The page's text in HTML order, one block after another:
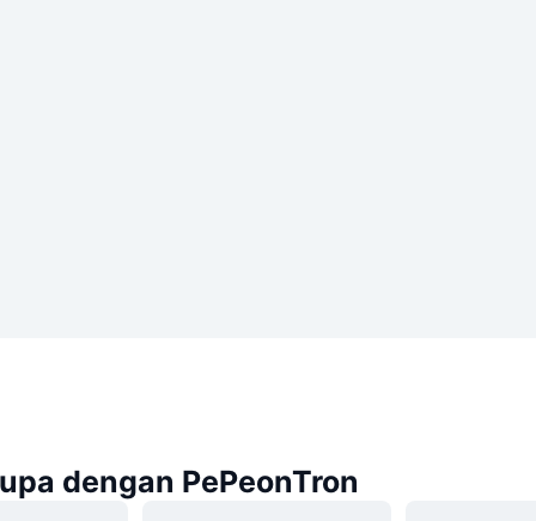
dengan PePeonTron